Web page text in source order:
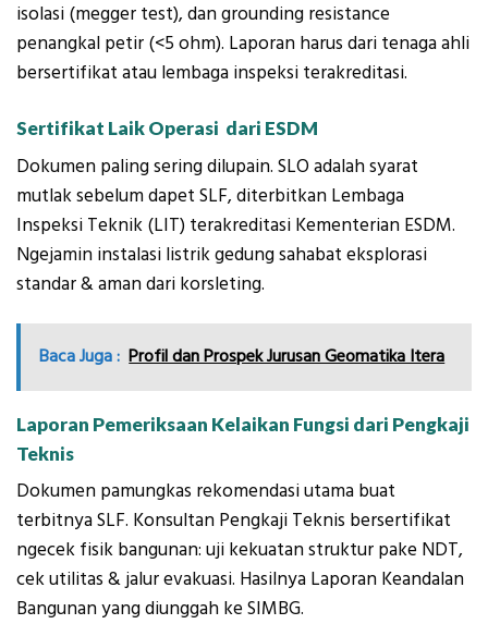
isolasi (megger test), dan grounding resistance
penangkal petir (<5 ohm). Laporan harus dari tenaga ahli
bersertifikat atau lembaga inspeksi terakreditasi.
Sertifikat Laik Operasi dari ESDM
Dokumen paling sering dilupain. SLO adalah syarat
mutlak sebelum dapet SLF, diterbitkan Lembaga
Inspeksi Teknik (LIT) terakreditasi Kementerian ESDM.
Ngejamin instalasi listrik gedung sahabat eksplorasi
standar & aman dari korsleting.
Baca Juga : Profil dan Prospek Jurusan Geomatika Itera
Laporan Pemeriksaan Kelaikan Fungsi dari Pengkaji
Teknis
Dokumen pamungkas rekomendasi utama buat
terbitnya SLF. Konsultan Pengkaji Teknis bersertifikat
ngecek fisik bangunan: uji kekuatan struktur pake NDT,
cek utilitas & jalur evakuasi. Hasilnya Laporan Keandalan
Bangunan yang diunggah ke SIMBG.